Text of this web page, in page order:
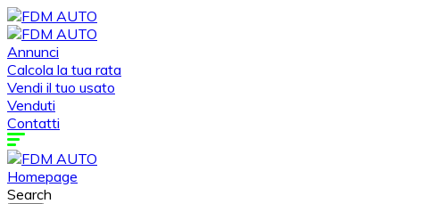
Annunci
Calcola la tua rata
Vendi il tuo usato
Venduti
Contatti
Homepage
Search